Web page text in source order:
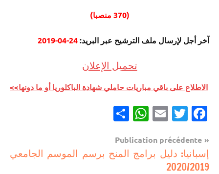
(370 منصبا)
آخر أجل لإرسال ملف الترشيح عبر البريد:24-04-2019
تحميل الإعلان
الاطلاع على باقي مباريات حاملي شهادة الباكلوريا أو ما دونها>>
Facebook
Twitter
Email
WhatsApp
مباريات
مباريات
Navigation
de
Publication précédente
إسبانيا: دليل برامج المنح برسم الموسم الجامعي
2020/2019